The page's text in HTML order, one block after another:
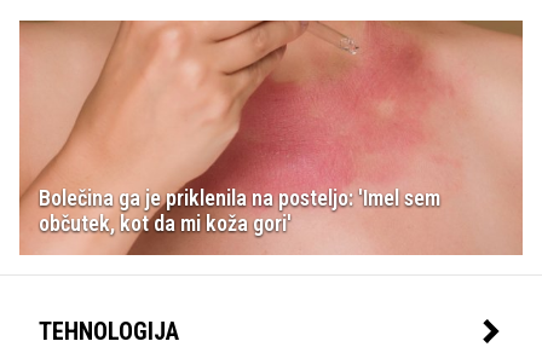
Bolečina ga je priklenila na posteljo: 'Imel sem
občutek, kot da mi koža gori'
TEHNOLOGIJA